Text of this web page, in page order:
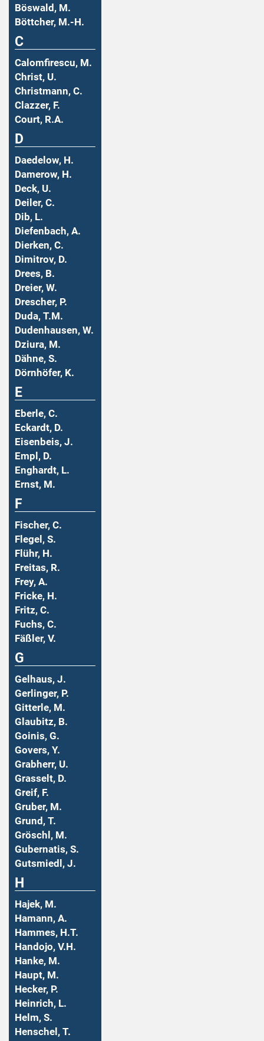
Böswald, M.
Böttcher, M.-H.
C
Calomfirescu, M.
Christ, U.
Christmann, C.
Clazzer, F.
Court, R.A.
D
Daedelow, H.
Damerow, H.
Deck, U.
Deiler, C.
Dib, L.
Diefenbach, A.
Dierken, C.
Dimitrov, D.
Drees, B.
Dreier, W.
Drescher, P.
Duda, T.M.
Dudenhausen, W.
Dziura, M.
Dähne, S.
Dörnhöfer, K.
E
Eberle, C.
Eckardt, D.
Eisenbeis, J.
Empl, D.
Enghardt, L.
Ernst, M.
F
Fischer, C.
Flegel, S.
Flühr, H.
Freitas, R.
Frey, A.
Fricke, H.
Fritz, C.
Fuchs, C.
Fäßler, V.
G
Gelhaus, J.
Gerlinger, P.
Gitterle, M.
Glaubitz, B.
Goinis, G.
Govers, Y.
Grabherr, U.
Grasselt, D.
Greif, F.
Gruber, M.
Grund, T.
Gröschl, M.
Gubernatis, S.
Gutsmiedl, J.
H
Hajek, M.
Hamann, A.
Hammes, H.T.
Handojo, V.H.
Hanke, M.
Haupt, M.
Hecker, P.
Heinrich, L.
Helm, S.
Henschel, T.